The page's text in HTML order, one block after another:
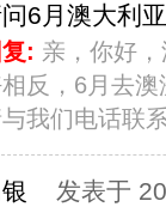
6月澳大利
复: 亲，你好
反，6月去
我们电话联
银 发表于